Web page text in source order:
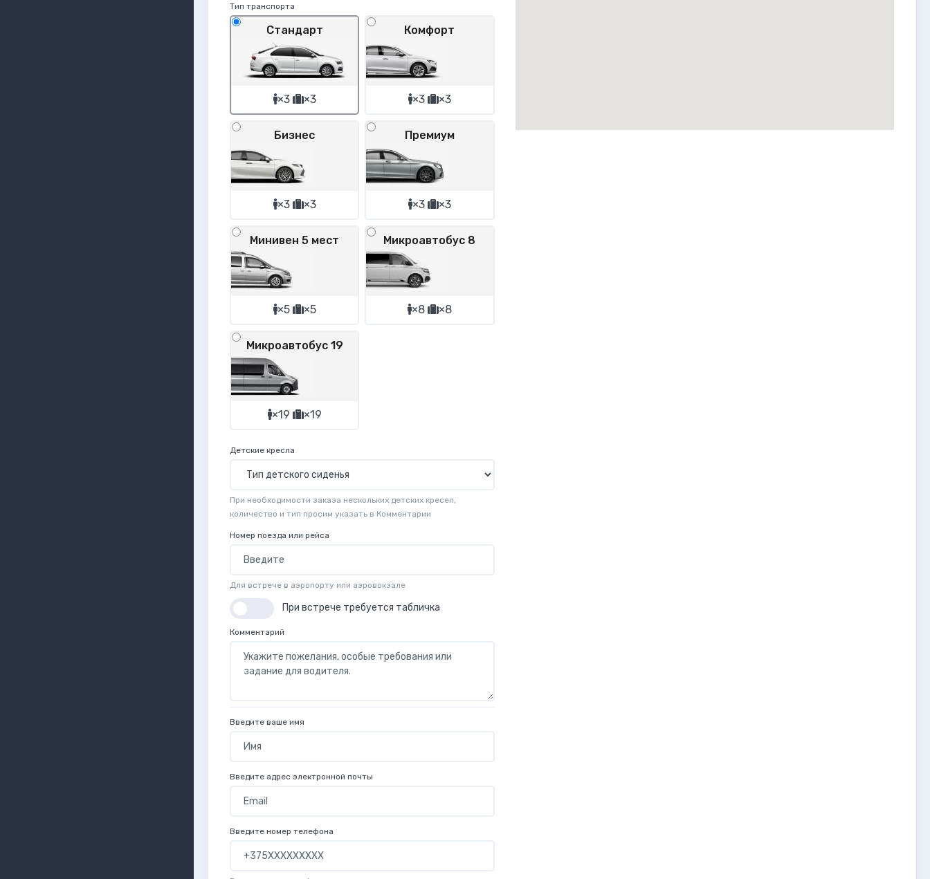
Тип транспорта
Стандарт
×3 ×3
Комфорт
×3 ×3
Бизнес
×3 ×3
Премиум
×3 ×3
Минивен 5 мест
×5 ×5
Микроавтобус 8
×8 ×8
Микроавтобус 19
×19 ×19
Детские кресла
При необходимости заказа нескольких детских кресел,
количество и тип просим указать в Комментарии
Номер поезда или рейса
Для встрече в аэропорту или аэровокзале
При встрече требуется табличка
Комментарий
Введите ваше имя
Введите адрес электронной почты
Введите номер телефона